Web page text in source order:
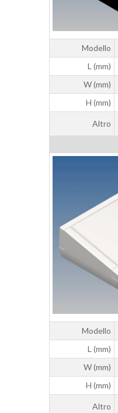
Modello
L (mm)
W (mm)
H (mm)
Altro
Modello
L (mm)
W (mm)
H (mm)
Altro